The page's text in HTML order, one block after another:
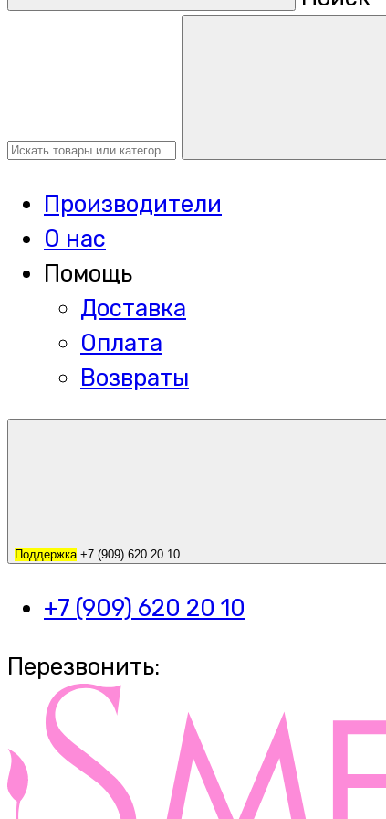
Производители
О нас
Помощь
Доставка
Оплата
Возвраты
Поддержка +7 (909) 620 20 10
+7 (909) 620 20 10
Перезвонить: